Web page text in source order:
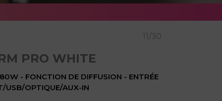
11/30
PRO WHITE
- FONCTION DE DIFFUSION - ENTRÉE
USB/OPTIQUE/AUX-IN